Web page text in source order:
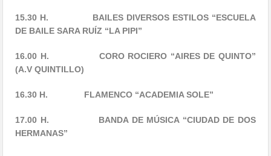
15.30 H. BAILES DIVERSOS ESTILOS “ESCUELA
DE BAILE SARA RUÍZ “LA PIPI”
16.00 H. CORO ROCIERO “AIRES DE QUINTO”
(A.V QUINTILLO)
16.30 H. FLAMENCO “ACADEMIA SOLE”
17.00 H. BANDA DE MÚSICA “CIUDAD DE DOS
HERMANAS”